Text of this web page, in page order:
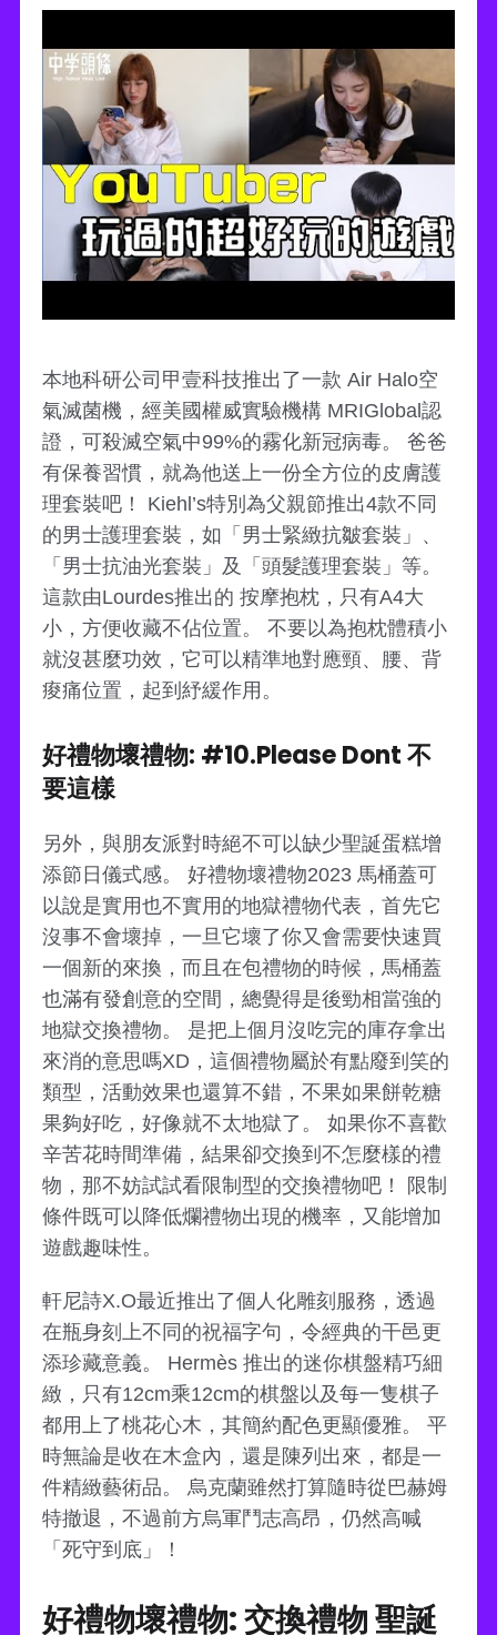
本地科研公司甲壹科技推出了一款 Air Halo空
氣滅菌機，經美國權威實驗機構 MRIGlobal認
證，可殺滅空氣中99%的霧化新冠病毒。 爸爸
有保養習慣，就為他送上一份全方位的皮膚護
理套裝吧！ Kiehl’s特別為父親節推出4款不同
的男士護理套裝，如「男士緊緻抗皺套裝」、
「男士抗油光套裝」及「頭髮護理套裝」等。
這款由Lourdes推出的 按摩抱枕，只有A4大
小，方便收藏不佔位置。 不要以為抱枕體積小
就沒甚麼功效，它可以精準地對應頸、腰、背
痠痛位置，起到紓緩作用。
好禮物壞禮物: #10.Please Dont 不
要這樣
另外，與朋友派對時絕不可以缺少聖誕蛋糕增
添節日儀式感。 好禮物壞禮物2023 馬桶蓋可
以說是實用也不實用的地獄禮物代表，首先它
沒事不會壞掉，一旦它壞了你又會需要快速買
一個新的來換，而且在包禮物的時候，馬桶蓋
也滿有發創意的空間，總覺得是後勁相當強的
地獄交換禮物。 是把上個月沒吃完的庫存拿出
來消的意思嗎XD，這個禮物屬於有點廢到笑的
類型，活動效果也還算不錯，不果如果餅乾糖
果夠好吃，好像就不太地獄了。 如果你不喜歡
辛苦花時間準備，結果卻交換到不怎麼樣的禮
物，那不妨試試看限制型的交換禮物吧！ 限制
條件既可以降低爛禮物出現的機率，又能增加
遊戲趣味性。
軒尼詩X.O最近推出了個人化雕刻服務，透過
在瓶身刻上不同的祝福字句，令經典的干邑更
添珍藏意義。 Hermès 推出的迷你棋盤精巧細
緻，只有12cm乘12cm的棋盤以及每一隻棋子
都用上了桃花心木，其簡約配色更顯優雅。 平
時無論是收在木盒內，還是陳列出來，都是一
件精緻藝術品。 烏克蘭雖然打算隨時從巴赫姆
特撤退，不過前方烏軍鬥志高昂，仍然高喊
「死守到底」！
好禮物壞禮物: 交換禮物 聖誕